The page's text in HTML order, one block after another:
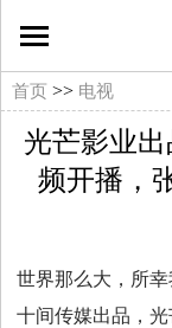
国
际
在
首页 >> 电视
光芒影业
频开播，
世界那么大，所
十间传媒出品，